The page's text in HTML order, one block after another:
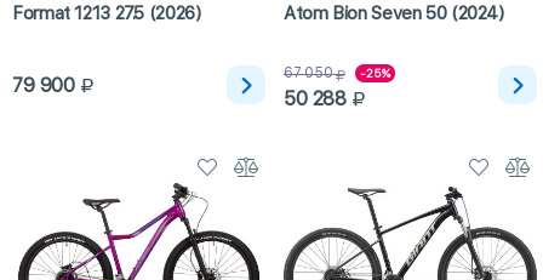
Format 1213 27.5 (2026)
79 900
Atom Bion Seven 50 (2024)
67 050 -25%
50 288